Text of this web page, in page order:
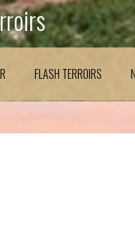
FLASH TERROIRS